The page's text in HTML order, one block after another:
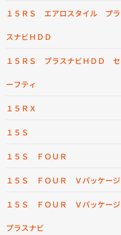
１５ＲＳ エアロスタイル プラ
スナビＨＤＤ
１５ＲＳ プラスナビＨＤＤ セ
ーフティ
１５ＲＸ
１５Ｓ
１５Ｓ ＦＯＵＲ
１５Ｓ ＦＯＵＲ Ｖパッケージ
１５Ｓ ＦＯＵＲ Ｖパッケージ
プラスナビ